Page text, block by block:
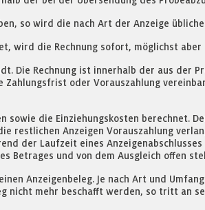
so wird die nach Art der Anzeige
wird die Rechnung sofort, möglichst aber
Die Rechnung ist innerhalb der aus der
Zahlungsfrist oder Vorauszahlung
sowie die Einziehungskosten berechnet.
restlichen Anzeigen Vorauszahlung
der Laufzeit eines
Betrages und von dem Ausgleich offen
Anzeigenbeleg. Je nach Art und
nicht mehr beschafft werden, so tritt an